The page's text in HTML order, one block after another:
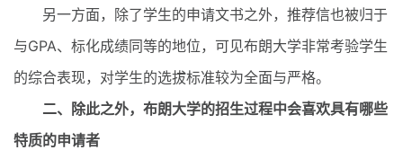
另一方面，除了学生的申请文书之外，推荐信也被归于
与GPA、标化成绩同等的地位，可见布朗大学非常考验学生
的综合表现，对学生的选拔标准较为全面与严格。
二、除此之外，布朗大学的招生过程中会喜欢具有哪些
特质的申请者